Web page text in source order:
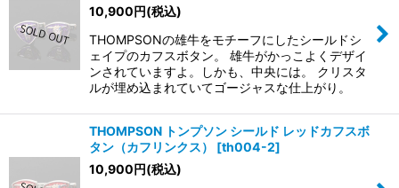
10,900円(税込)
THOMPSONの雄牛をモチーフにしたシールドシ
ェイプのカフスボタン。 雄牛がかっこよくデザイ
ンされていますよ。しかも、中央には。 クリスタ
ルが埋め込まれていてゴージャスな仕上がり。
THOMPSON トンプソン シールド レッドカフスボ
タン（カフリンクス）
[th004-2]
10,900円(税込)